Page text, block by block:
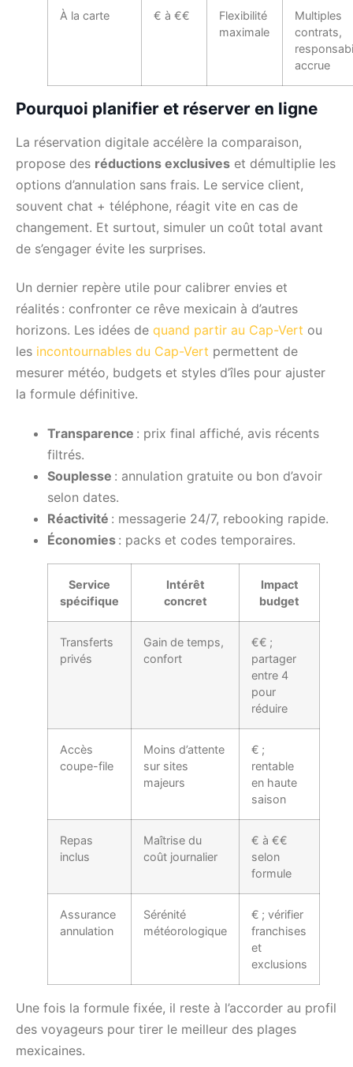
À la carte € à €€
Flexibilité
maximale
Multiples
contrats,
accrue
Pourquoi planifier et réserver en ligne
La réservation digitale accélère la comparaison,
propose des réductions exclusives et démultiplie les
options d’annulation sans frais. Le service client,
souvent chat + téléphone, réagit vite en cas de
changement. Et surtout, simuler un coût total avant
de s’engager évite les surprises.
Un dernier repère utile pour calibrer envies et
réalités : confronter ce rêve mexicain à d’autres
horizons. Les idées de quand partir au Cap-Vert ou
les incontournables du Cap-Vert permettent de
mesurer météo, budgets et styles d’îles pour ajuster
la formule définitive.
Transparence : prix final affiché, avis récents
filtrés.
Souplesse : annulation gratuite ou bon d’avoir
selon dates.
Réactivité : messagerie 24/7, rebooking rapide.
Économies : packs et codes temporaires.
Service
spécifique
Intérêt
concret
Impact
budget
Transferts
privés
Gain de temps,
confort
€€ ;
partager
entre 4
pour
réduire
Accès
coupe-file
Moins d’attente
sur sites
majeurs
€ ;
rentable
en haute
saison
Repas
inclus
Maîtrise du
coût journalier
€ à €€
selon
formule
Assurance
annulation
Sérénité
météorologique
€ ; vérifier
franchises
et
exclusions
Une fois la formule fixée, il reste à l’accorder au profil
des voyageurs pour tirer le meilleur des plages
mexicaines.